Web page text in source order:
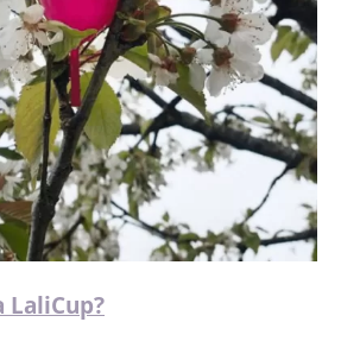
LaliCup?